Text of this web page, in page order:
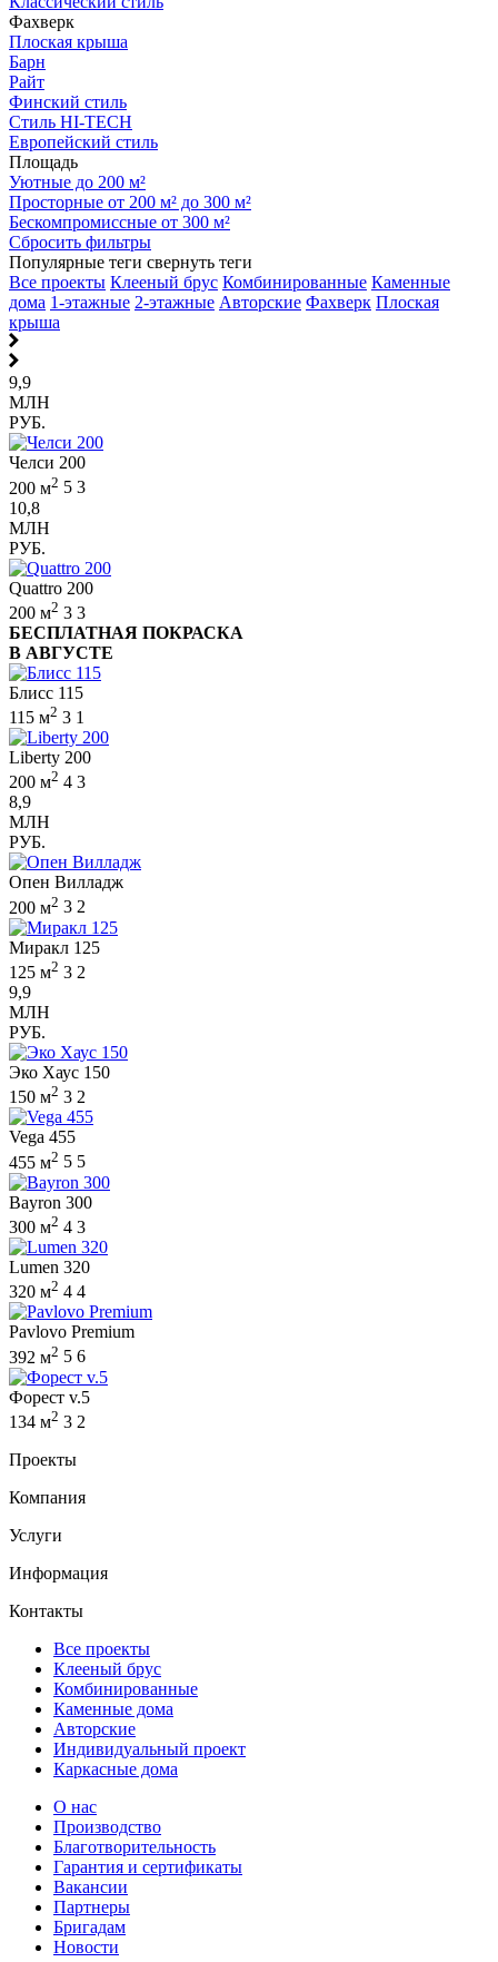
Фахверк
Плоская крыша
Барн
Райт
Финский стиль
Стиль HI-TECH
Европейский стиль
Площадь
Уютные до 200 м²
Просторные от 200 м² до 300 м²
Бескомпромиссные от 300 м²
Сбросить фильтры
Популярные теги свернуть теги
Все проекты Клееный брус Комбинированные Каменные
дома 1-этажные 2-этажные Авторские Фахверк Плоская
крыша
9,9
МЛН
РУБ.
Челси 200
200 м2 5 3
10,8
МЛН
РУБ.
Quattro 200
200 м2 3 3
БЕСПЛАТНАЯ ПОКРАСКА
В АВГУСТЕ
Блисс 115
115 м2 3 1
Liberty 200
200 м2 4 3
8,9
МЛН
РУБ.
Опен Вилладж
200 м2 3 2
Миракл 125
125 м2 3 2
9,9
МЛН
РУБ.
Эко Хаус 150
150 м2 3 2
Vega 455
455 м2 5 5
Bayron 300
300 м2 4 3
Lumen 320
320 м2 4 4
Pavlovo Premium
392 м2 5 6
Форест v.5
134 м2 3 2
Проекты
Компания
Услуги
Информация
Контакты
Все проекты
Клееный брус
Комбинированные
Каменные дома
Авторские
Индивидуальный проект
Каркасные дома
О нас
Производство
Благотворительность
Гарантия и сертификаты
Вакансии
Партнеры
Бригадам
Новости